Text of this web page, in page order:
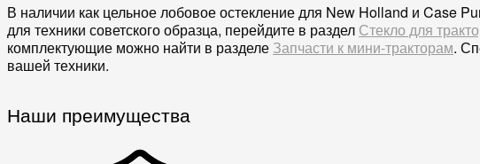
В наличии как цельное лобовое остекление для New Holland и Case
для техники советского образца, перейдите в раздел Стекло для
комплектующие можно найти в разделе Запчасти к мини-тракторам.
вашей техники.
Наши преимущества